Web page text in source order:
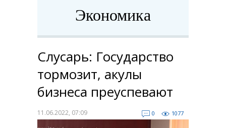
Экономика
Слусарь: Государство
тормозит, акулы
бизнеса преуспевают
11.06.2022, 07:09 0 1077